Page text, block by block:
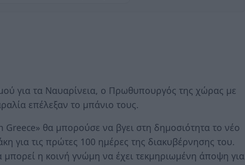
για τα Ναυαρίνεια, ο Πρωθυπουργός της χώρας με
επέλεξαν το μπάνιο τους.
Greece» θα μπορούσε να βγει στη δημοσιότητα το νέο
για τις πρώτες 100 ημέρες της διακυβέρνησης του.
μπορεί η κοινή γνώμη να έχει τεκμηριωμένη άποψη για